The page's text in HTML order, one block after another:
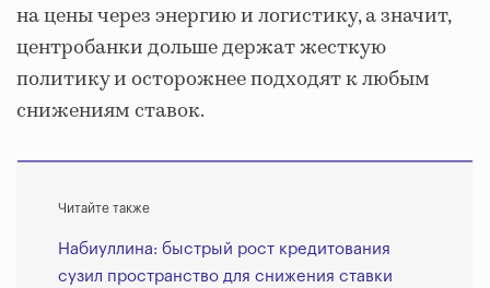
на цены через энергию и логистику, а значит,
центробанки дольше держат жесткую
политику и осторожнее подходят к любым
снижениям ставок.
Читайте также
Набиуллина: быстрый рост кредитования
сузил пространство для снижения ставки